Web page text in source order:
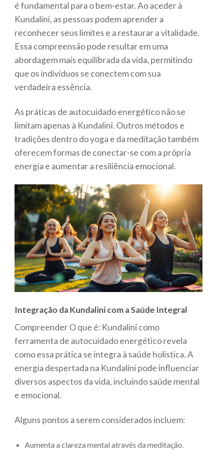
é fundamental para o bem-estar. Ao aceder à
Kundalini, as pessoas podem aprender a
reconhecer seus limites e a restaurar a vitalidade.
Essa compreensão pode resultar em uma
abordagem mais equilibrada da vida, permitindo
que os indivíduos se conectem com sua
verdadeira essência.
As práticas de autocuidado energético não se
limitam apenas à Kundalini. Outros métodos e
tradições dentro do yoga e da meditação também
oferecem formas de conectar-se com a própria
energia e aumentar a resiliência emocional.
Integração da Kundalini com a Saúde Integral
Compreender O que é: Kundalini como
ferramenta de autocuidado energético revela
como essa prática se integra à saúde holística. A
energia despertada na Kundalini pode influenciar
diversos aspectos da vida, incluindo saúde mental
e emocional.
Alguns pontos a serem considerados incluem:
Aumenta a clareza mental através da meditação.